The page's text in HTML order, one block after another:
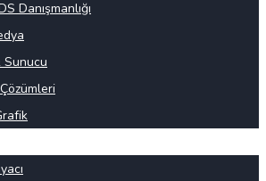
Danışmanlığı